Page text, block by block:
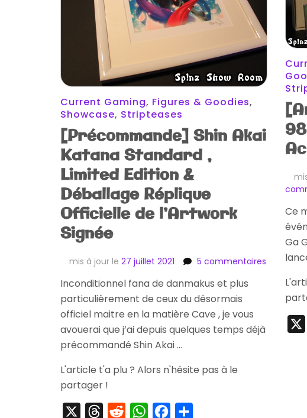
Current Gaming, Figures & Goodies,
Showcase, Stripteases
[Précommande] Shin Akai
Katana Standard ,
Limited Edition &
Déballage Réplique
Officielle de l’Artwork
Signée
mis à jour le 27 juillet 2021 5 commentaires
Standard
Inconditionnel fana de danmakus et plus
particulièrement de ceux du désormais
officiel maitre en la matière Cave , je vous
avouerai que j’ai depuis quelques temps déjà
précommandé Shin Akai …
L'article t'a plu ? Alors n'hésite pas à le
partager !
ThreadsRedditWhatsAppFacebook
Ce
Ga